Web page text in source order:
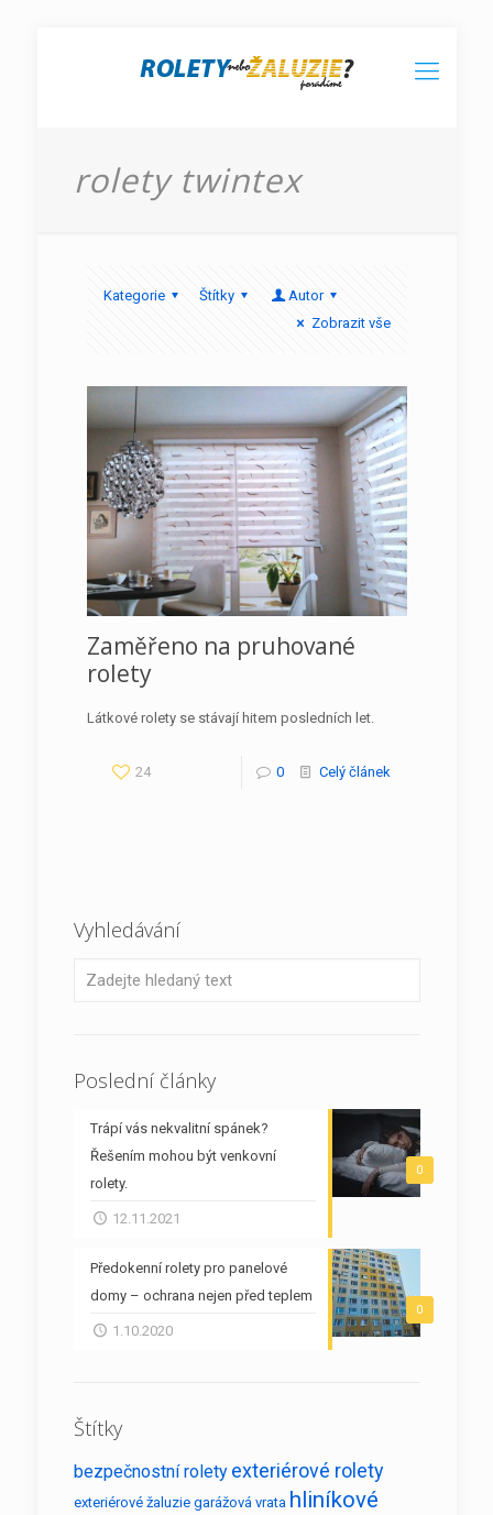
rolety twintex
Kategorie Štítky
Autor
Zobrazit vše
Zaměřeno na pruhované
rolety
Látkové rolety se stávají hitem posledních let.
24 0 Celý článek
Vyhledávání
Poslední články
0
Trápí vás nekvalitní spánek?
Řešením mohou být venkovní
rolety.
12.11.2021
0
Předokenní rolety pro panelové
domy – ochrana nejen před teplem
1.10.2020
Štítky
bezpečnostní rolety exteriérové rolety
exteriérové žaluzie garážová vrata hliníkové